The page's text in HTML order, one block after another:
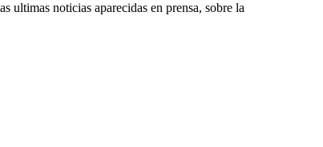
noticias aparecidas en prensa, sobre la